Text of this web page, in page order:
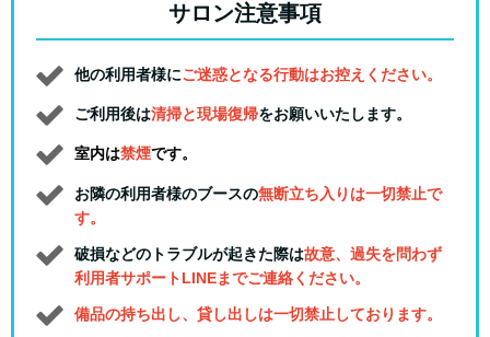
サロン注意事項
他の利用者様にご迷惑となる行動はお控えください。
ご利用後は清掃と現場復帰をお願いいたします。
室内は禁煙です。
お隣の利用者様のブースの無断立ち入りは一切禁止で
す。
破損などのトラブルが起きた際は故意、過失を問わず
利用者サポートLINEまでご連絡ください。
備品の持ち出し、貸し出しは一切禁止しております。